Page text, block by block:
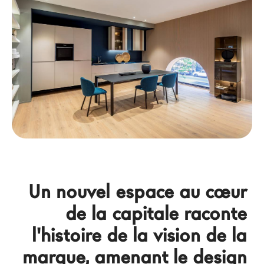
Architectes
LAGO Homes
Press
Catalogues
Contacts
Un nouvel espace au cœur
de la capitale raconte
l'histoire de la vision de la
marque, amenant le design